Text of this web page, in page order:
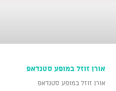
אורן זוזל במופע סטנדאפ
אורן זוזל במופע סטנדאפ